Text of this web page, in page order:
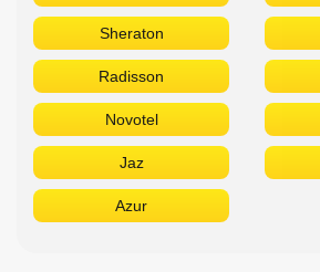
Sheraton
Radisson
Novotel
Jaz
Azur